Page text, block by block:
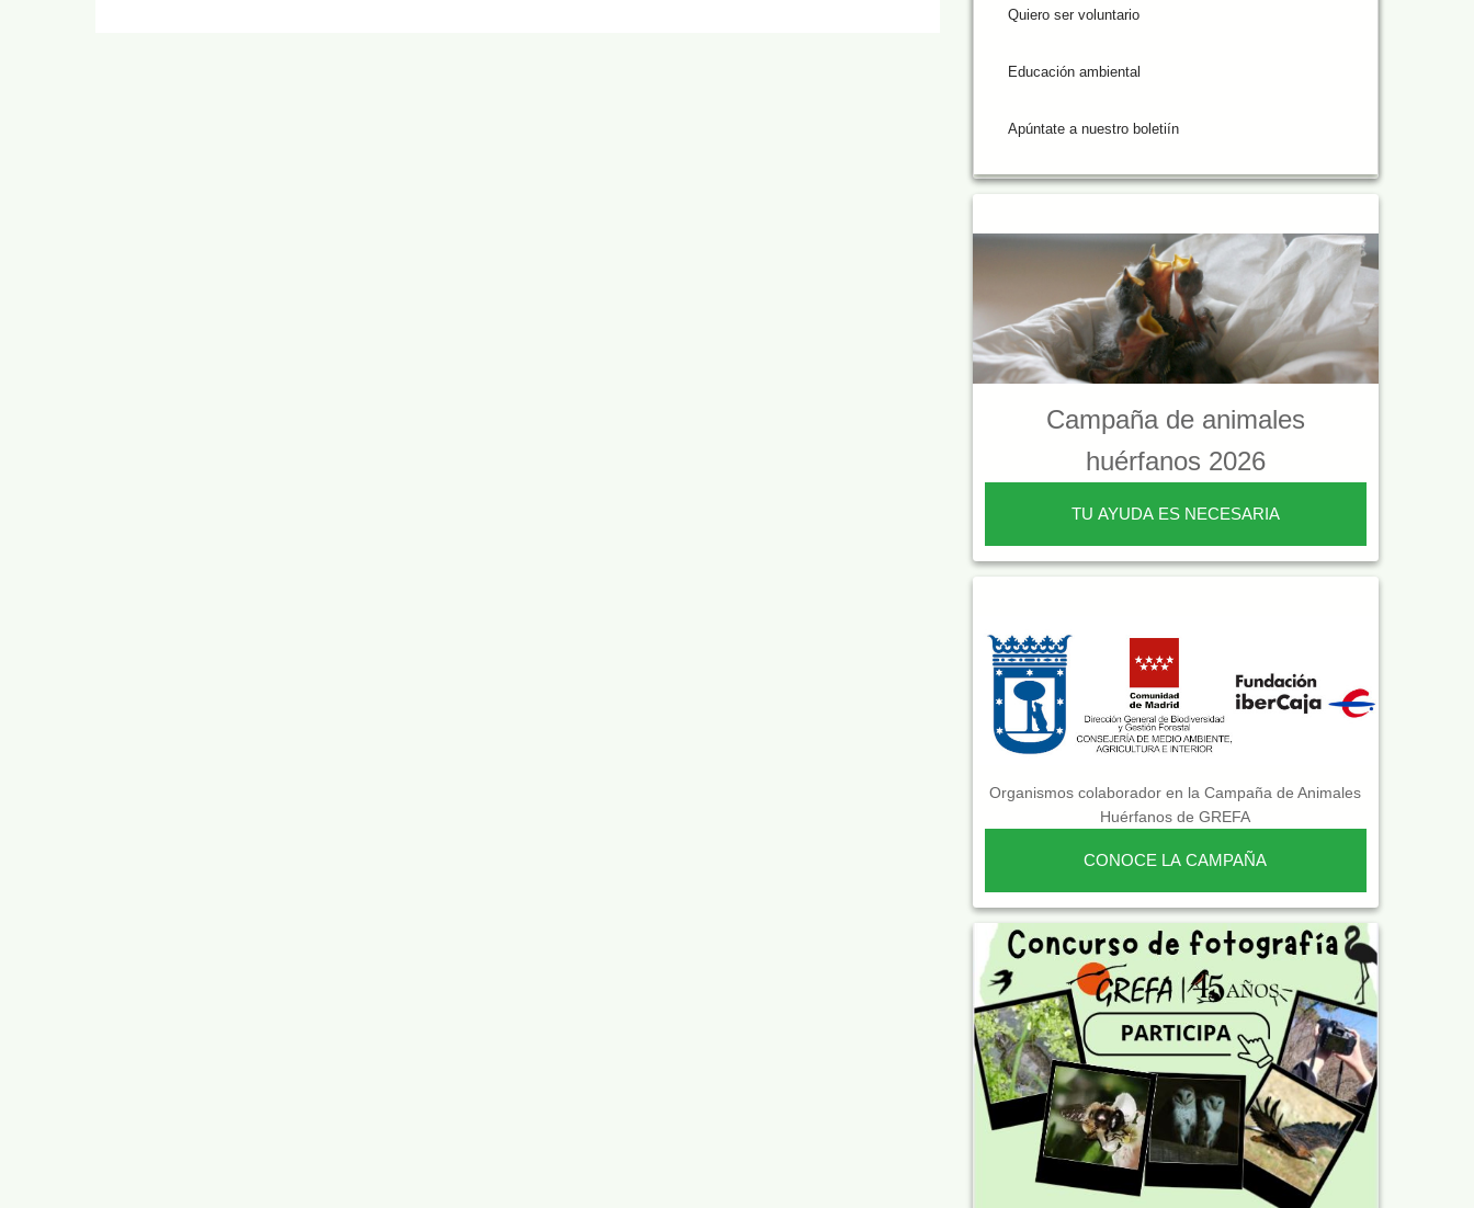
Quiero ser voluntario
Educación ambiental
Apúntate a nuestro boletiín
Campaña de animales
huérfanos 2026
TU AYUDA ES NECESARIA
Organismos colaborador en la Campaña de Animales
Huérfanos de GREFA
CONOCE LA CAMPAÑA